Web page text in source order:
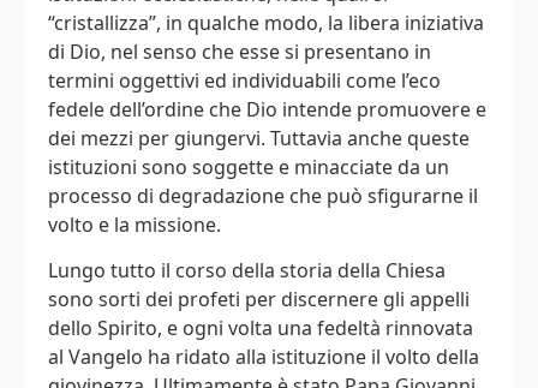
“cristallizza”, in qualche modo, la libera iniziativa
di Dio, nel senso che esse si presentano in
termini oggettivi ed individuabili come l’eco
fedele dell’ordine che Dio intende promuovere e
dei mezzi per giungervi. Tuttavia anche queste
istituzioni sono soggette e minacciate da un
processo di degradazione che può sfigurarne il
volto e la missione.
Lungo tutto il corso della storia della Chiesa
sono sorti dei profeti per discernere gli appelli
dello Spirito, e ogni volta una fedeltà rinnovata
al Vangelo ha ridato alla istituzione il volto della